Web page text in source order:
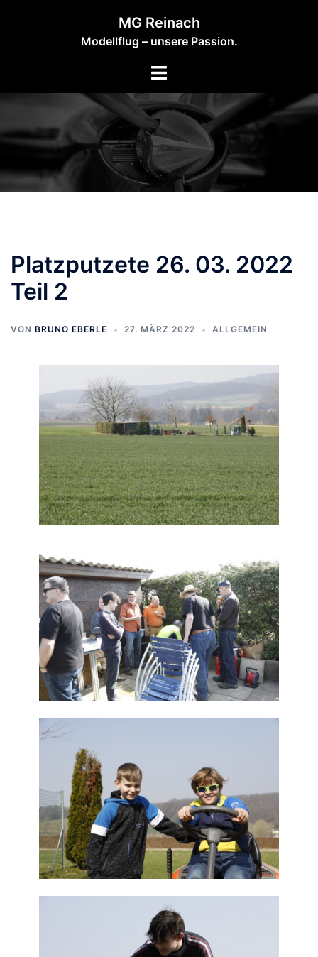
MG Reinach
Modellflug – unsere Passion.
Platzputzete 26. 03. 2022
Teil 2
VON BRUNO EBERLE 27. MÄRZ 2022 ALLGEMEIN